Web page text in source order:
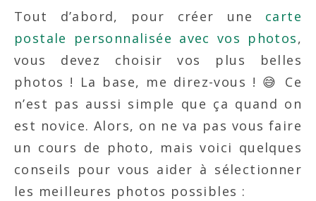
Tout d’abord, pour créer une carte
postale personnalisée avec vos photos,
vous devez choisir vos plus belles
photos ! La base, me direz-vous ! 😅 Ce
n’est pas aussi simple que ça quand on
est novice. Alors, on ne va pas vous faire
un cours de photo, mais voici quelques
conseils pour vous aider à sélectionner
les meilleures photos possibles :